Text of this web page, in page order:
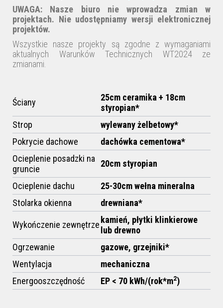
UWAGA: Nasze biuro nie wprowadza zmian w
projektach. Nie udostępniamy wersji elektronicznej
projektów.
Wszystkie nasze projekty są zgodne z wymaganiami
aktualnych Warunków Technicznych WT2024 ze
zmianami.
Ściany
25cm ceramika + 18cm
styropian*
Strop
wylewany żelbetowy*
Pokrycie dachowe
dachówka cementowa*
Ocieplenie posadzki na
gruncie
20cm styropian
Ocieplenie dachu 25-30cmwełna mineralna
Stolarka okienna
drewniana*
Wykończenie zewnętrzekamień, płytki klinkierowe
lub drewno
Ogrzewanie
gazowe, grzejniki*
Wentylacja
mechaniczna
Energooszczędność
EP < 70 kWh/(rok*m2)